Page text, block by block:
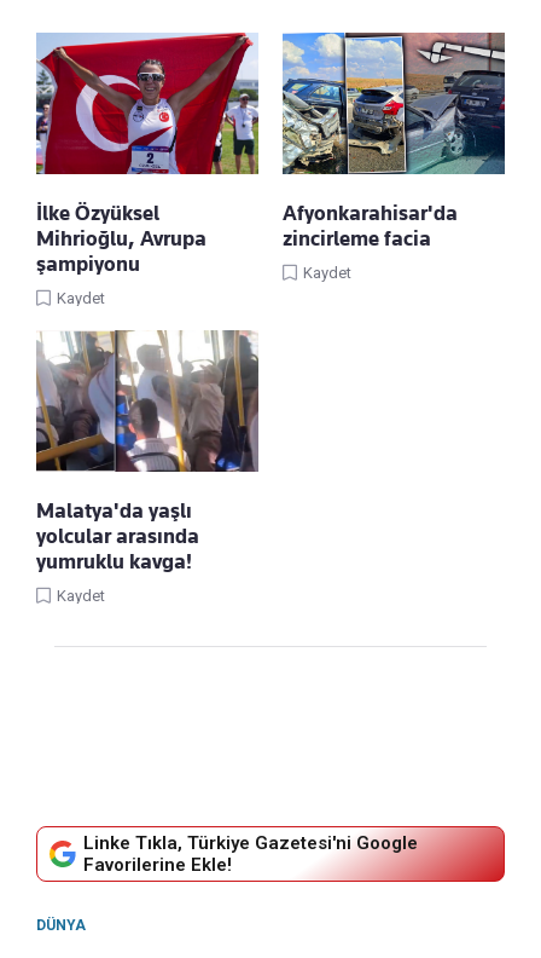
İlke Özyüksel
Mihrioğlu, Avrupa
şampiyonu
Kaydet
Afyonkarahisar'da
zincirleme facia
Kaydet
Malatya'da yaşlı
yolcular arasında
yumruklu kavga!
Kaydet
Linke Tıkla, Türkiye Gazetesi'ni Google
Favorilerine Ekle!
DÜNYA